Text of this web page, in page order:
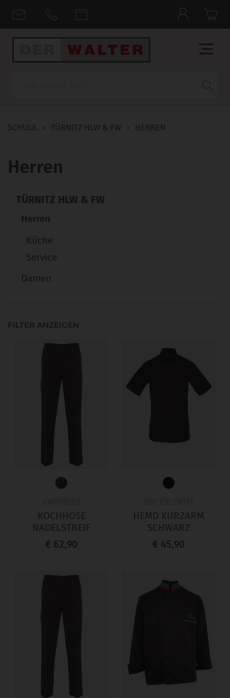
SCHULE › TÜRNITZ HLW & FW › HERREN
Herren
TÜRNITZ HLW & FW
Herren
Küche
Service
Damen
FILTER ANZEIGEN
KOCHHOSE
NADELSTREIF
€ 62,90
HEMD KURZARM
SCHWARZ
€ 45,90